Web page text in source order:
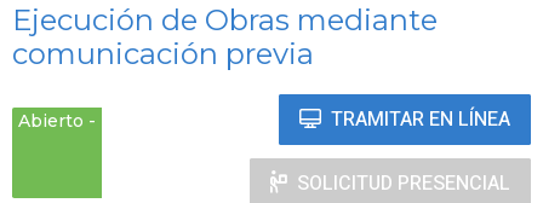
Ejecución de Obras mediante
comunicación previa
Abierto TRAMITAR EN LÍNEA
SOLICITUD PRESENCIAL